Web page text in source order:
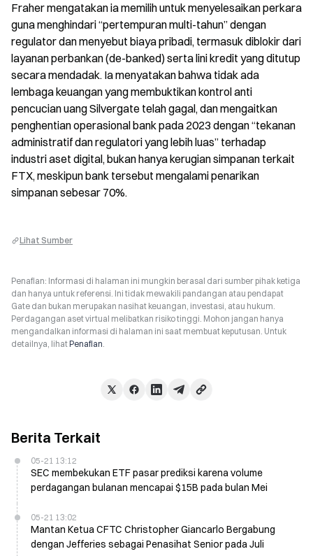
Fraher mengatakan ia memilih untuk menyelesaikan perkara
guna menghindari “pertempuran multi-tahun” dengan
regulator dan menyebut biaya pribadi, termasuk diblokir dari
layanan perbankan (de-banked) serta lini kredit yang ditutup
secara mendadak. Ia menyatakan bahwa tidak ada
lembaga keuangan yang membuktikan kontrol anti
pencucian uang Silvergate telah gagal, dan mengaitkan
penghentian operasional bank pada 2023 dengan “tekanan
administratif dan regulatori yang lebih luas” terhadap
industri aset digital, bukan hanya kerugian simpanan terkait
FTX, meskipun bank tersebut mengalami penarikan
simpanan sebesar 70%.
Lihat Sumber
Penafian: Informasi di halaman ini mungkin berasal dari sumber pihak ketiga
dan hanya untuk referensi. Ini tidak mewakili pandangan atau pendapat
Gate dan bukan merupakan nasihat keuangan, investasi, atau hukum.
Perdagangan aset virtual melibatkan risiko tinggi. Mohon jangan hanya
mengandalkan informasi di halaman ini saat membuat keputusan. Untuk
detailnya, lihatPenafian.
Berita Terkait
05-21 13:12
SEC membekukan ETF pasar prediksi karena volume
perdagangan bulanan mencapai $15B pada bulan Mei
05-21 13:02
Mantan Ketua CFTC Christopher Giancarlo Bergabung
dengan Jefferies sebagai Penasihat Senior pada Juli